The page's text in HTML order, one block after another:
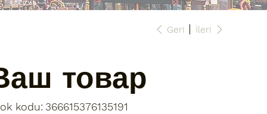
Geri İleri
товар
kodu: Stok
kodu:
366615376135191